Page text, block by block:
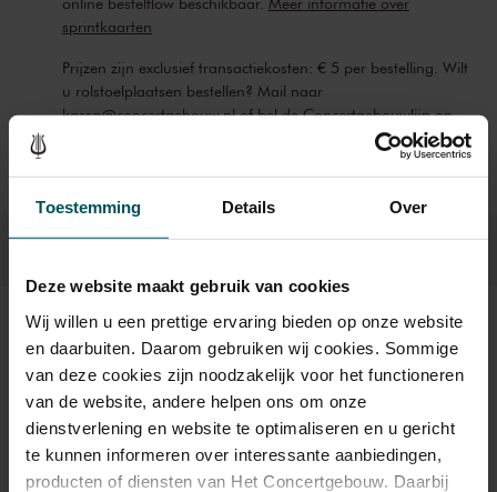
Toestemming Details Over
Deze website maakt gebruik van cookies
Wij willen u een prettige ervaring bieden op onze website
en daarbuiten. Daarom gebruiken wij cookies. Sommige
van deze cookies zijn noodzakelijk voor het functioneren
van de website, andere helpen ons om onze
dienstverlening en website te optimaliseren en u gericht
te kunnen informeren over interessante aanbiedingen,
producten of diensten van Het Concertgebouw. Daarbij
sprintkaarten
Prijzen zijn exclusief transactiekosten: € 5 per bestelling. Wilt
u rolstoelplaatsen bestellen? Mail naar
kassa@concertgebouw.nl of bel de Concertgebouwlijn op
Beeld en geluid